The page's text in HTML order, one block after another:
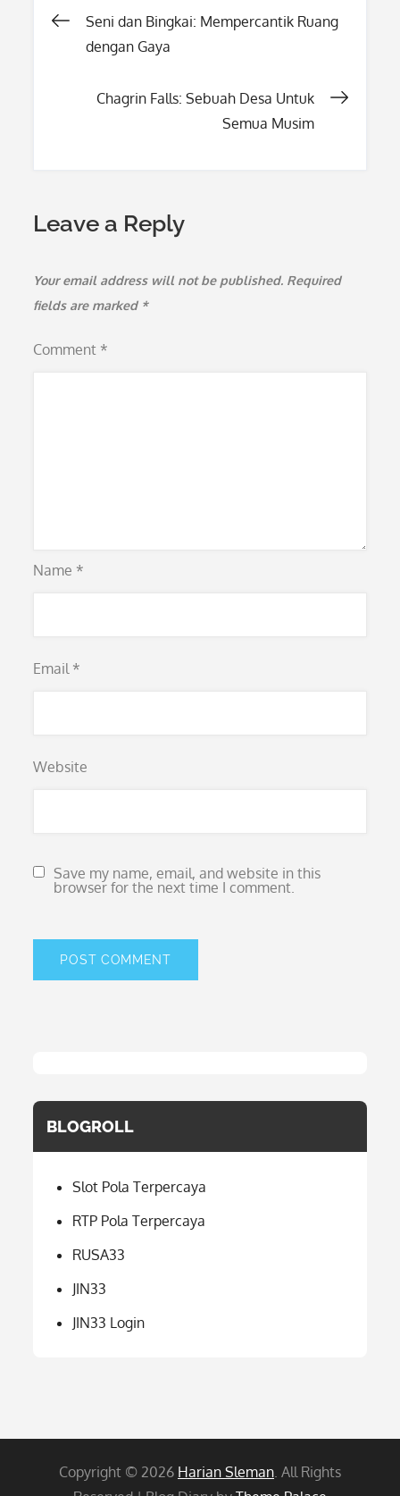
Post
Seni dan Bingkai: Mempercantik Ruang
dengan Gaya
Chagrin Falls: Sebuah Desa Untuk
Semua Musim
Leave a Reply
Your email address will not be published. Required
fields are marked *
Comment *
Name *
Email *
Website
Save my name, email, and website in this
browser for the next time I comment.
BLOGROLL
Slot Pola Terpercaya
RTP Pola Terpercaya
RUSA33
JIN33
JIN33 Login
Copyright © 2026 Harian Sleman. All Rights